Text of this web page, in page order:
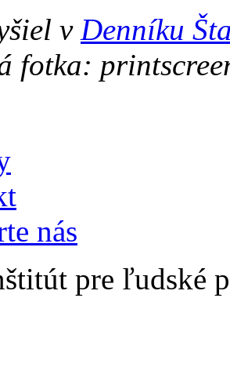
v Denníku
fotka:
nás
pre ľudské